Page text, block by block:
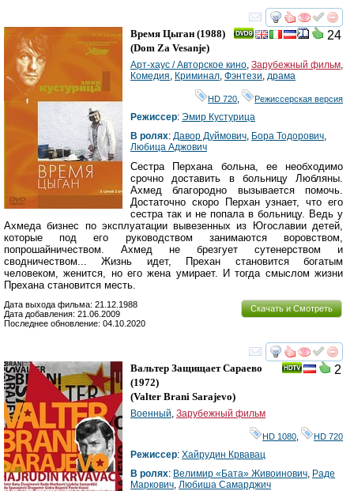
смотреть
24
Время Цыган (1988)
(Dom Za Vesanje)
Арт-хаус / Авторское кино, Зарубежный фильм,
Комедия, Криминал, Фэнтези, драма
HD 720 Режиссерская версия
Режиссер: Эмир Кустурица
В ролях: Давор Дуймович, Бора Тодорович,
Любица Аджович
Сестра Перхана больна, ее необходимо
срочно доставить в больницу Любляны.
Ахмед благородно вызывается помочь.
Достаточно скоро Перхан узнает, что его
сестра так и не попала в больницу. Ведь у
Ахмеда бизнес по эксплуатации вывезенных из Югославии детей,
которые под его руководством занимаются воровством,
попрошайничеством. Ахмед не брезгует сутенерством и
сводничеством... Жизнь идет, Прехан становится богатым
человеком, женится, но его жена умирает. И тогда смыслом жизни
Прехана становится месть.
Скачать и Смотреть
Дата выхода фильма: 21.12.1988
Дата добавления: 21.06.2009
Последнее обновление: 04.10.2020
смотреть
2
Вальтер Защищает Сараево
(1972)
(Valter Brani Sarajevo)
Военный, Зарубежный фильм
HD 1080 HD 720
Режиссер: Хайрудин Крвавац
В ролях: Велимир «Бата» Живоинович, Раде
Маркович, Любиша Самарджич